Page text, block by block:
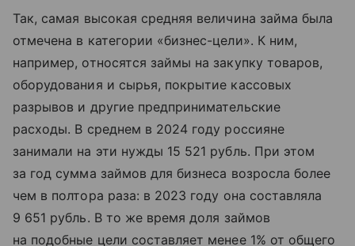
Так, самая высокая средняя величина займа была
отмечена в категории «бизнес-цели». К ним,
например, относятся займы на закупку товаров,
оборудования и сырья, покрытие кассовых
разрывов и другие предпринимательские
расходы. В среднем в 2024 году россияне
занимали на эти нужды 15 521 рубль. При этом
за год сумма займов для бизнеса возросла более
чем в полтора раза: в 2023 году она составляла
9 651 рубль. В то же время доля займов
на подобные цели составляет менее 1% от общего